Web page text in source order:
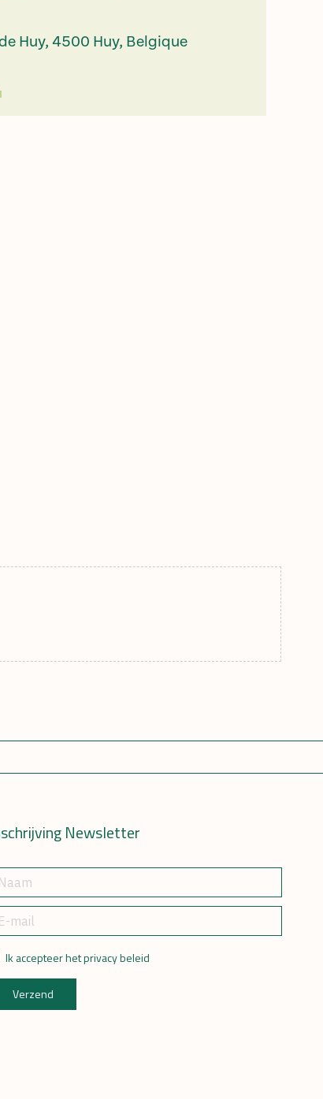
Huy, 4500 Huy, Belgique
Newsletter
Ik accepteer het privacy beleid
Verzend